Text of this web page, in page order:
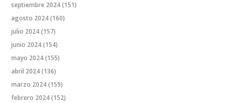
septiembre 2024(151)
agosto 2024(160)
julio 2024(157)
junio 2024(154)
mayo 2024(155)
abril 2024(136)
marzo 2024(159)
febrero 2024(152)